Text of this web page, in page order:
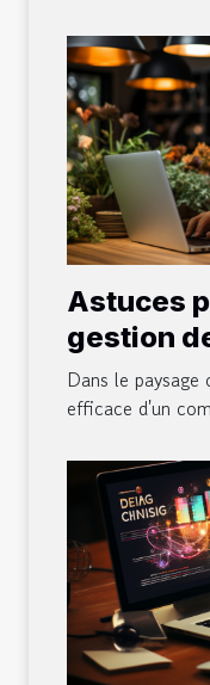
Astuces
gestion
Dans le
efficace d'un